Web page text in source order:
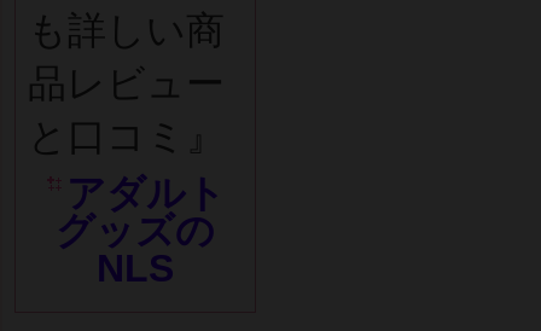
も詳しい商
品レビュー
と口コミ』
アダルト
グッズの
NLS